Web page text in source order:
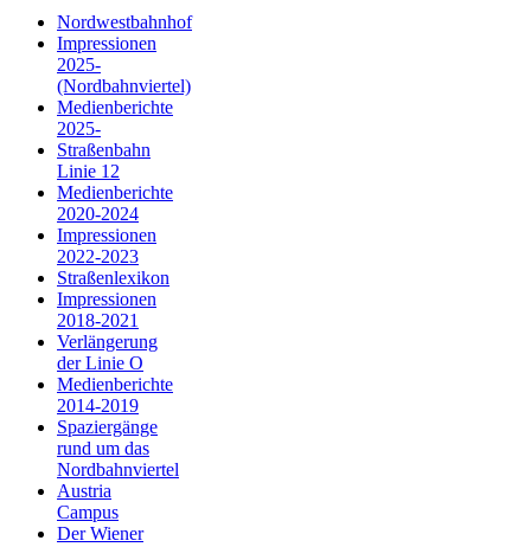
Nordwestbahnhof
Impressionen
2025-
(Nordbahnviertel)
Medienberichte
2025-
Straßenbahn
Linie 12
Medienberichte
2020-2024
Impressionen
2022-2023
Straßenlexikon
Impressionen
2018-2021
Verlängerung
der Linie O
Medienberichte
2014-2019
Spaziergänge
rund um das
Nordbahnviertel
Austria
Campus
Der Wiener